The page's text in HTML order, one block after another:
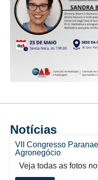
Notícias
VII Congresso
Agronegócio
Veja todas as fotos